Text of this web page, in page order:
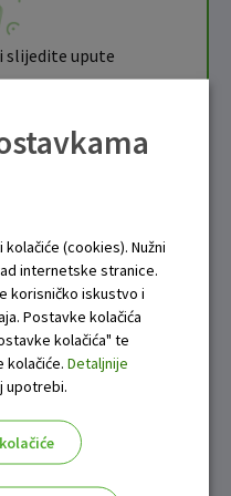
slijedite upute
- treba vam samo
centar –
se
i financijskim
(cookies). Nužni
internetske stranice.
korisničko iskustvo i
Postavke kolačića
kolačića" te
kolačiće. Detaljnije
upotrebi.